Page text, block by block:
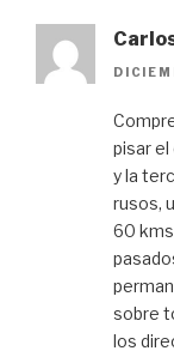
pisar
y la
rusos,
60
sobre
los